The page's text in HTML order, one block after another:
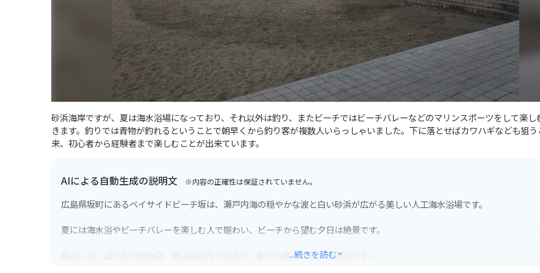
砂浜海岸ですが、夏は海水浴場になっており、それ以外は釣り、またビーチではビーチバレーなどのマリンスポーツをして楽し
きます。釣りでは青物が釣れるということで朝早くから釣り客が複数人いらっしゃいました。下に落とせばカワハギなども狙う
来、初心者から経験者まで楽しむことが出来ています。
AIによる自動生成の説明文 ※内容の正確性は保証されていません。
広島県坂町にあるベイサイドビーチ坂は、瀬戸内海の穏やかな波と白い砂浜が広がる美しい人工海水浴場です。
夏には海水浴やビーチバレーを楽しむ人で賑わい、ビーチから望む夕日は絶景です。
周辺には、道の駅や飲食店、宿泊施設などもあり、観光の拠点としても便利です。
...続きを読む